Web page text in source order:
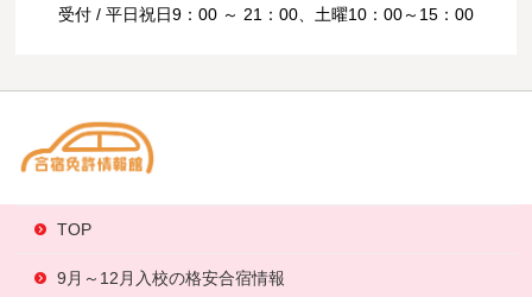
受付 / 平日祝日9：00 ～ 21：00、土曜10：00～15：00
TOP
9月～12月入校の格安合宿情報